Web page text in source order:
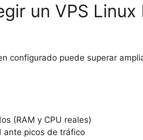
un VPS
configurado puede superar
(RAM y CPU reales)
ante picos de tráfico